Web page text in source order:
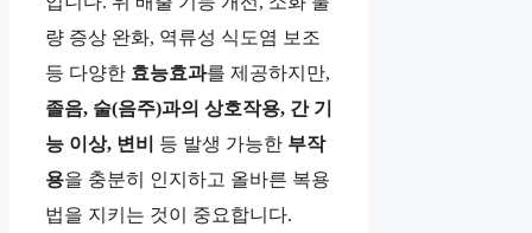
량 증상 완화, 역류성 식도염 보조
등 다양한 효능효과를 제공하지만,
졸음, 술(음주)과의 상호작용, 간 기
능 이상, 변비
등 발생 가능한 부작
용을 충분히 인지하고 올바른 복용
법을 지키는 것이 중요합니다.